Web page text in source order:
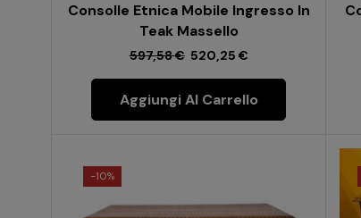
Consolle Etnica Mobile Ingresso In
Teak Massello
597,58€ 520,25 €
Aggiungi Al Carrello
-10%